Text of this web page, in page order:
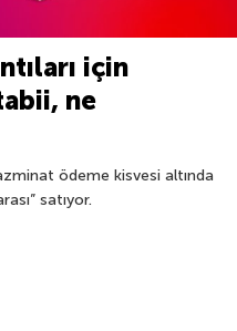
için
ne
ödeme kisvesi altında
satıyor.